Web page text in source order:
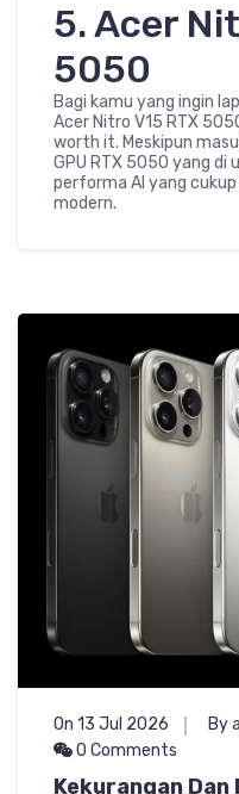
5. Acer
5050
Bagi kamu yang ingin
Acer Nitro V15 RTX
worth it. Meskipun
GPU RTX 5050 yang di
performa AI yang
modern.
On 13 Jul 2026 By
0 Comments
Kekurangan Dan